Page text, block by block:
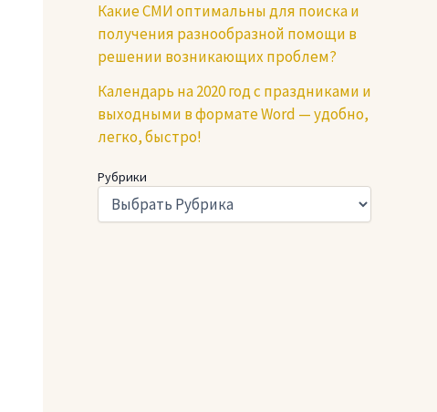
Какие СМИ оптимальны для поиска и
получения разнообразной помощи в
решении возникающих проблем?
Календарь на 2020 год с праздниками и
выходными в формате Word — удобно,
легко, быстро!
Рубрики